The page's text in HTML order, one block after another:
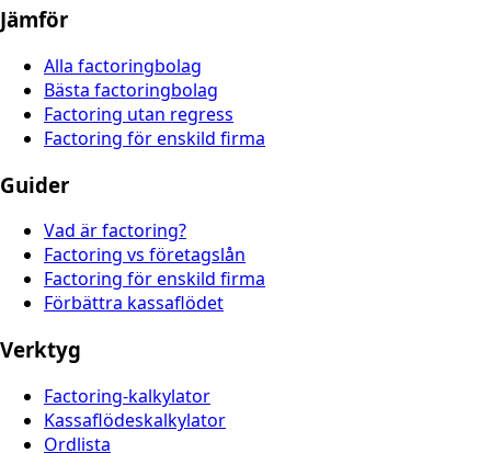
Jämför
Alla factoringbolag
Bästa factoringbolag
Factoring utan regress
Factoring för enskild firma
Guider
Vad är factoring?
Factoring vs företagslån
Factoring för enskild firma
Förbättra kassaflödet
Verktyg
Factoring-kalkylator
Kassaflödeskalkylator
Ordlista